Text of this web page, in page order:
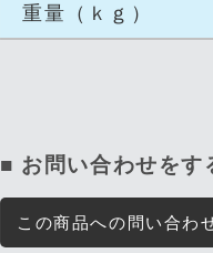
重量（ｋｇ ）
■ お問い合わせをす
この商品への問い合わ